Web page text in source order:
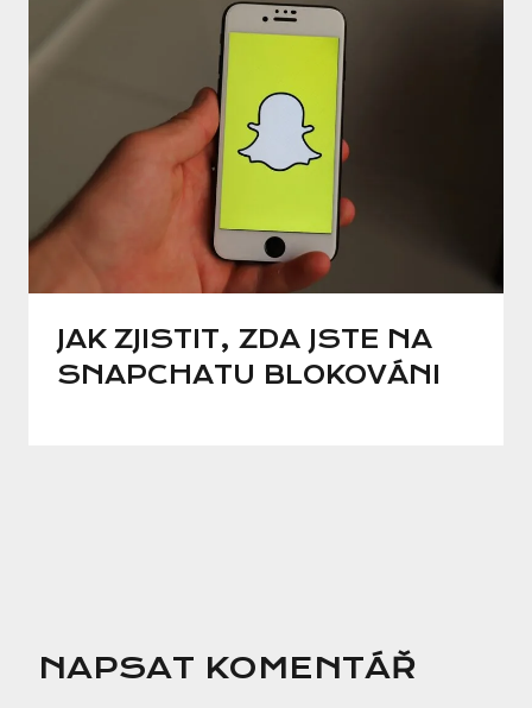
JAK ZJISTIT, ZDA JSTE NA
SNAPCHATU BLOKOVÁNI
NAPSAT KOMENTÁŘ